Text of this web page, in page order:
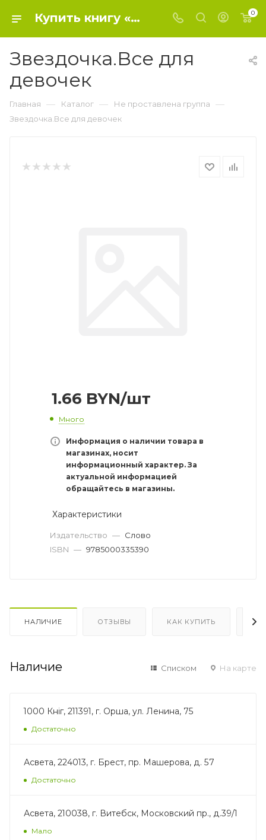
Купить книгу «Звездочка.Все для девочек» 0, - Не проставлена группа 0
Звездочка.Все для
девочек
Главная — Каталог — Не проставлена группа —
Звездочка.Все для девочек
1.66 BYN/шт
Много
Информация о наличии товара в
магазинах, носит
информационный характер. За
актуальной информацией
обращайтесь в магазины.
Характеристики
Издательство — Слово
ISBN — 9785000335390
НАЛИЧИЕ ОТЗЫВЫ КАК КУПИТЬ
Наличие Списком На карте
1000 Кніг, 211391, г. Орша, ул. Ленина, 75
Достаточно
Асвета, 224013, г. Брест, пр. Машерова, д. 57
Достаточно
Асвета, 210038, г. Витебск, Московский пр., д.39/1
Мало